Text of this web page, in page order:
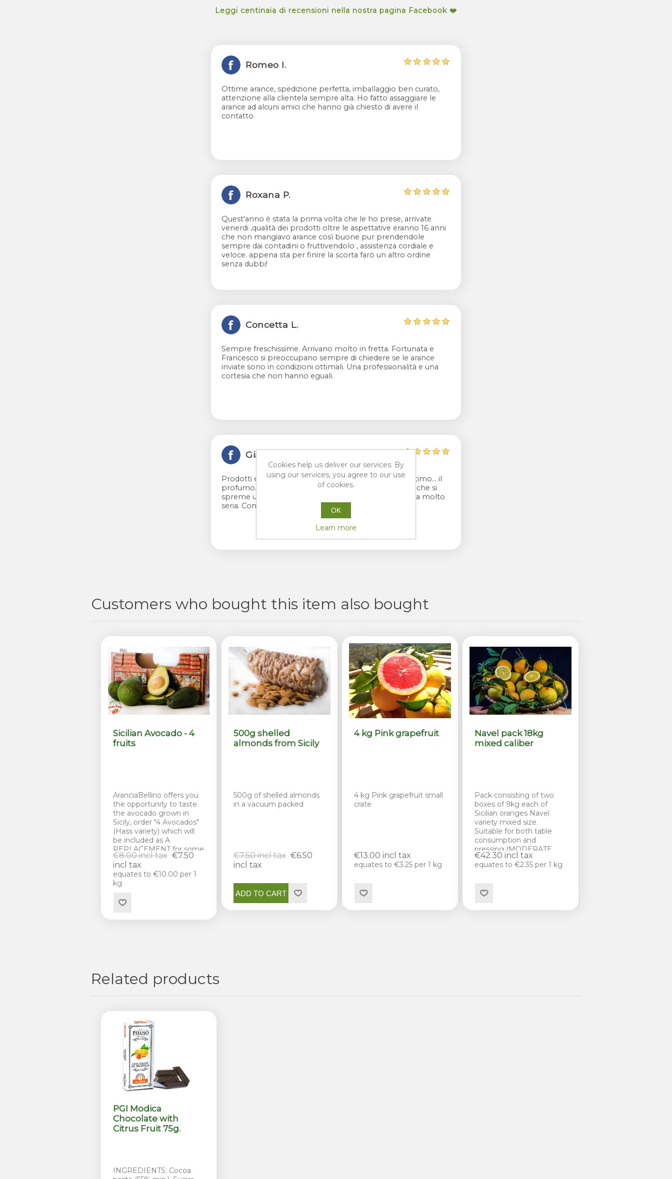
Leggi centinaia di recensioni nella nostra pagina Facebook ❤️
Romeo I.
Ottime arance, spedizione perfetta, imballaggio ben curato,
attenzione alla clientela sempre alta. Ho fatto assaggiare le
arance ad alcuni amici che hanno già chiesto di avere il
contatto.
Roxana P.
Quest'anno è stata la prima volta che le ho prese, arrivate
venerdi ,qualità dei prodotti oltre le aspettative eranno 16 anni
che non mangiavo arance così buone pur prendendole
sempre dai contadini o fruttivendolo , assistenza cordiale e
veloce. appena sta per finire la scorta farò un altro ordine
senza dubbi!
Concetta L.
Sempre freschissime. Arrivano molto in fretta. Fortunata e
Francesco si preoccupano sempre di chiedere se le arance
inviate sono in condizioni ottimali. Una professionalità e una
cortesia che non hanno eguali.
Gian Piero A.
Prodotti eccezionali in tutto: bontà, aspetto, e non ultimo... il
profumo. Tutta la stanza si riempe di Sicilia ogni volta che si
spreme un limone o un'arancia. Veramente un'Azienda molto
seria. Complimenti.
Customers who bought this item also bought
Sicilian Avocado - 4
fruits
AranciaBellino offers you
the opportunity to taste
the avocado grown in
Sicily, order "4 Avocados"
(Hass variety) which will
be included as A
REPLACEMENT for some
oranges. Grown at the
foot of Etna, in Sicily. To
better organize the
harvest and guarantee
product, orders
be shipped every
€8.00 incl tax €7.50
incl tax
equates to €10.00 per 1
kg
500g shelled
almonds from Sicily
500g of shelled almonds
in a vacuum packed
€7.50 incl tax €6.50
incl tax
ADD TO CART
4 kg Pink grapefruit
4 kg Pink grapefruit small
crate
€13.00 incl tax
equates to €3.25 per 1 kg
Navel pack 18kg
mixed caliber
Pack consisting of two
boxes of 9kg each of
Sicilian oranges Navel
variety mixed size.
Suitable for both table
consumption and
pressing (MODERATE
JUICE YIELD)
€42.30 incl tax
equates to €2.35 per 1 kg
Related products
PGI Modica
Chocolate with
Citrus Fruit 75g.
INGREDIENTS: Cocoa
Cookies help us deliver our services. By
using our services, you agree to our use
of cookies.
OK
Learn more